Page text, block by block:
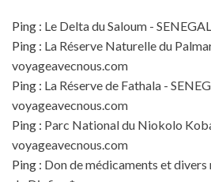
Ping : Le Delta du Saloum -
Ping : La Réserve Naturelle du
voyageavecnous.com
Ping : La Réserve de Fathala -
voyageavecnous.com
Ping : Parc National du Niokolo
voyageavecnous.com
Ping : Don de médicaments et